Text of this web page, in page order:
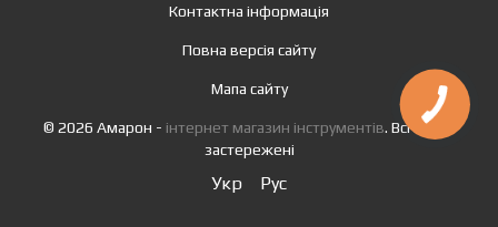
Контактна інформація
Повна версія сайту
Мапа сайту
© 2026 Амарон - інтернет магазин інструментів. Всі права
застережені
Укр Рус